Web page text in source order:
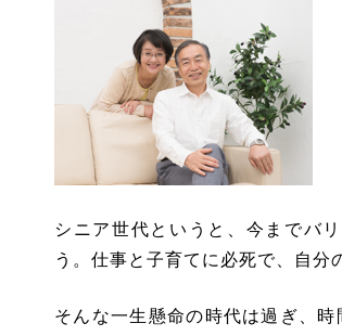
シニア世代というと、今までバ
う。仕事と子育てに必死で、自分
そんな一生懸命の時代は過ぎ、